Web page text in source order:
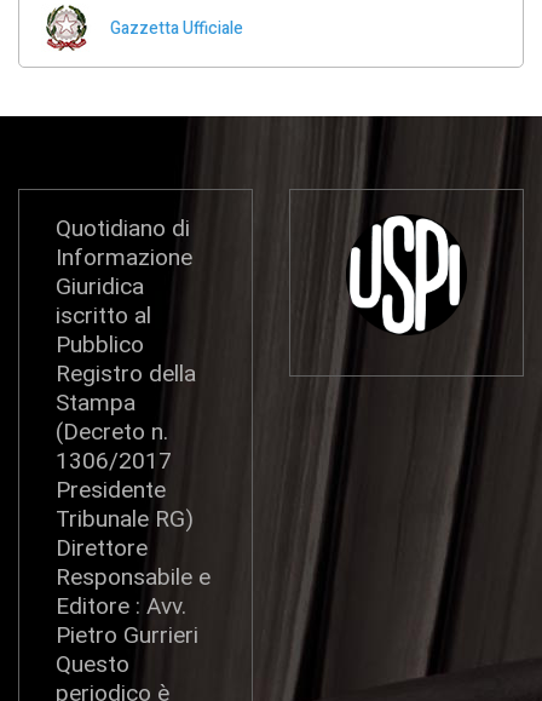
Gazzetta Ufficiale
Quotidiano di
Informazione
Giuridica
iscritto al
Pubblico
Registro della
Stampa
(Decreto n.
1306/2017
Presidente
Tribunale RG)
Direttore
Responsabile e
Editore : Avv.
Pietro Gurrieri
Questo
periodico è